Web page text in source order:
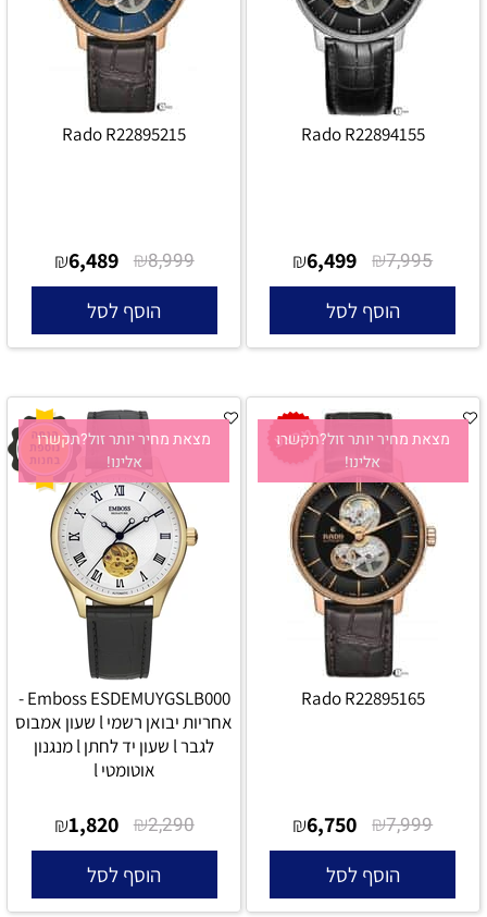
Rado R22894155
₪7,995
₪6,499
הוסף לסל
Rado R22895215
₪8,999
₪6,489
הוסף לסל
מצאת מחיר יותר זול?תקשרו
אלינו!
Rado R22895165
₪7,999
₪6,750
הוסף לסל
מצאת מחיר יותר זול?תקשרו
אלינו!
Emboss ESDEMUYGSLB000 -
אחריות יבואן רשמי l שעון אמבוס
לגבר l שעון יד לחתן l מנגנון
אוטומטי l
₪2,290
₪1,820
הוסף לסל